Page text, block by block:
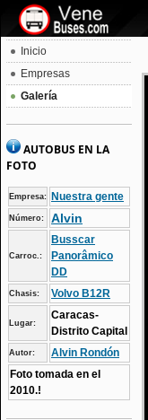
Inicio
Empresas
Galería
AUTOBUS EN LA
FOTO
Empresa: Nuestra gente
Número: Alvin
Carroc.:
Busscar
Panorâmico
DD
Chasis: Volvo B12R
Lugar:
Caracas-
Distrito Capital
Autor:
Alvin Rondón
Foto tomada en el
2010.!